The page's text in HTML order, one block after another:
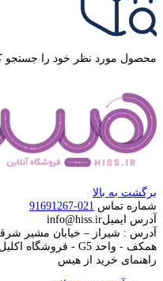
محصول مورد نظر خود را جستجو
برگشت به بالا
شماره تماس 021-91691267
آدرس ایمیلinfo@hiss.ir
آدرس : شیراز – خیابان مشیر
همکف - واحد G5 - فروشگاه اکلیل
راهنمای خرید از هیس